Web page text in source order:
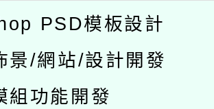
PSD模板設計
景/網站/設計開發
組功能開發